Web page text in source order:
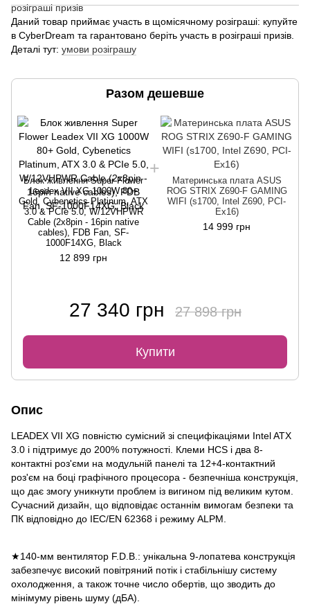
Даний товар приймає участь в щомісячному розіграші: купуйте
в CyberDream та гарантовано беріть участь в розіграші призів.
Деталі тут: умови розіграшу
Разом дешевше
Блок живлення Super Flower
Leadex VII XG 1000W 80+
Gold, Cybenetics Platinum, ATX
3.0 & PCIe 5.0, W/12VHPWR
Cable (2x8pin - 16pin native
cables), FDB Fan, SF-
1000F14XG, Black
12 899 грн
Материнська плата ASUS
ROG STRIX Z690-F GAMING
WIFI (s1700, Intel Z690, PCI-
Ex16)
14 999 грн
27 340 грн 27 898 грн
Купити
Опис
LEADEX VII XG повністю сумісний зі специфікаціями Intel ATX
3.0 і підтримує до 200% потужності. Клеми HCS і два 8-
контактні роз'єми на модульній панелі та 12+4-контактний
роз'єм на боці графічного процесора - безпечніша конструкція,
що дає змогу уникнути проблем із вигином під великим кутом.
Сучасний дизайн, що відповідає останнім вимогам безпеки та
ПК відповідно до IEC/EN 62368 і режиму ALPM.
★140-мм вентилятор F.D.B.: унікальна 9-лопатева конструкція
забезпечує високий повітряний потік і стабільнішу систему
охолодження, а також точне число обертів, що зводить до
мінімуму рівень шуму (дБА).